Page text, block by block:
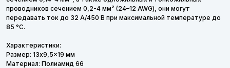
проводников сечением 0,2-4 мм² (24–12 AWG), они могут
передавать ток до 32 А/450 В при максимальной температуре до
85 °C.
Характеристики:
Размер: 13x9,5x19 мм
Материал: Полиамид 66